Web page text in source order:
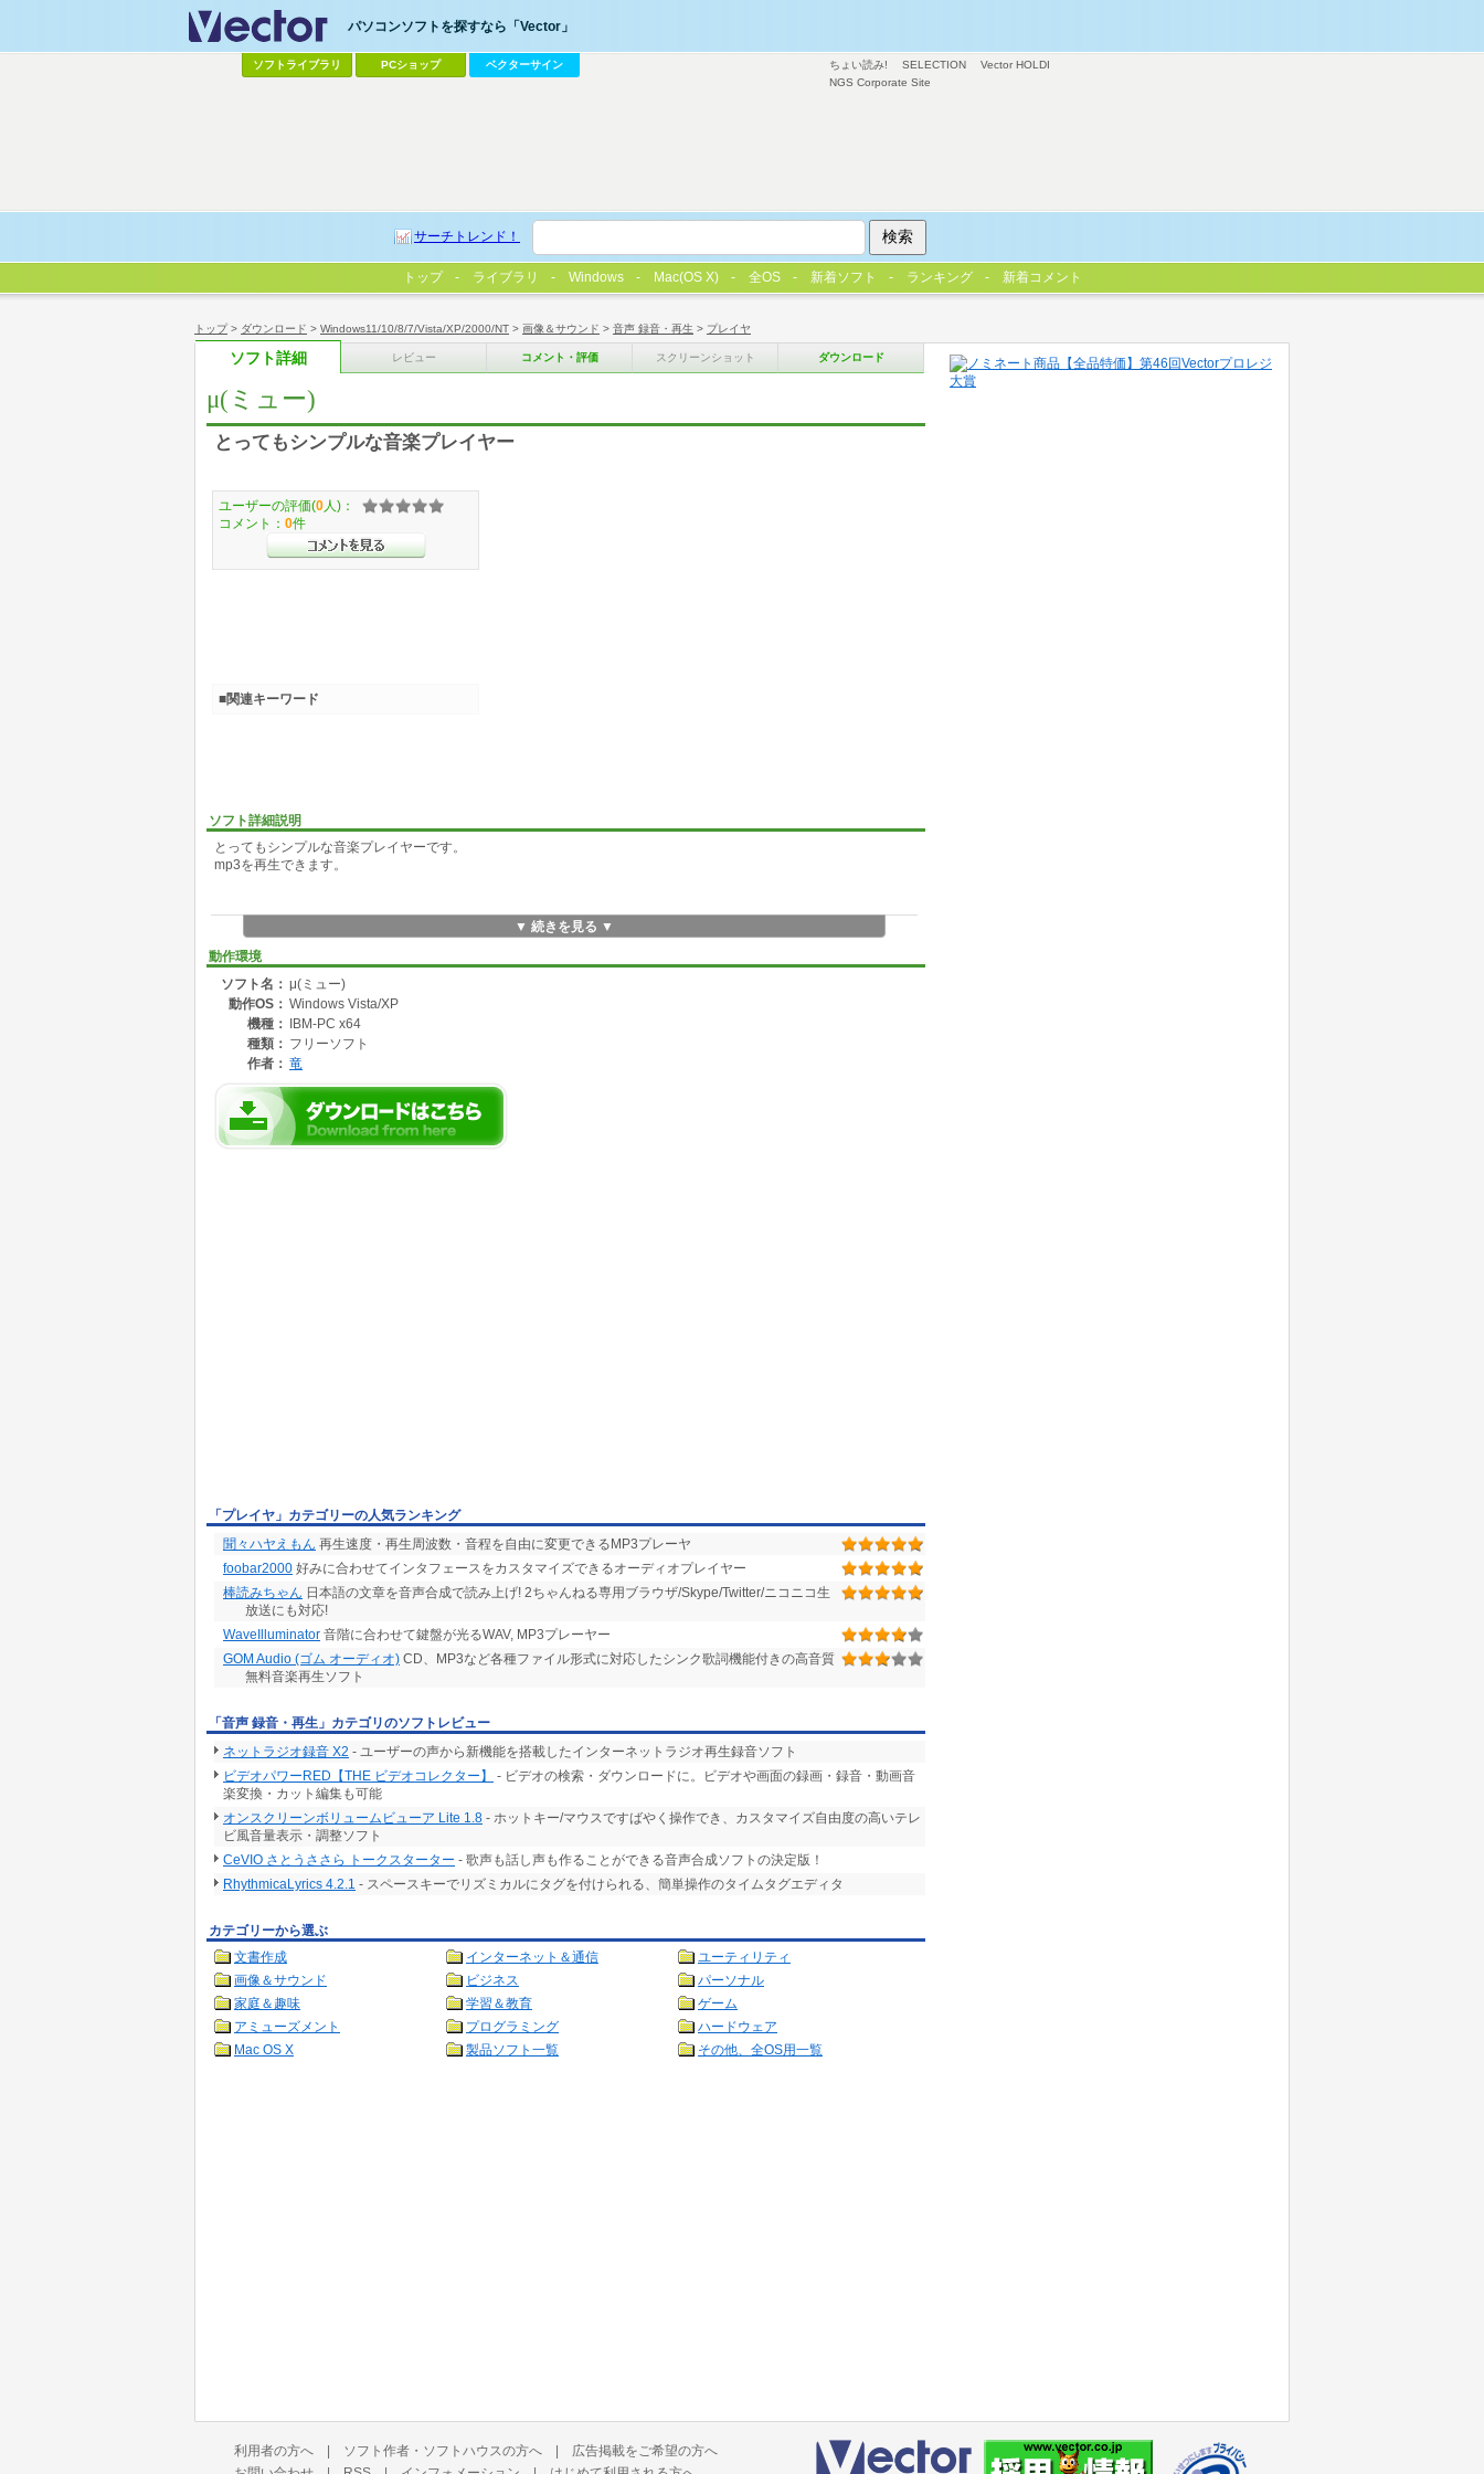
トップ> ダウンロード > Windows11/10/8/7/Vista/XP/2000/NT > 画像＆サウンド > 音声 録音・再生 > プレイヤ
ソフト詳細 レビュー コメント・評価 スクリーンショット ダウンロード
μ(ミュー)
とってもシンプルな音楽プレイヤー
ソフト詳細説明
とってもシンプルな音楽プレイヤーです。
mp3を再生できます。
▼ 続きを見る ▼
動作環境
ソフト名： μ(ミュー)
動作OS： Windows Vista/XP
機種：
IBM-PC x64
種類： フリーソフト
作者： 竜
ユーザーの評価(0 人)：
コメント： 0件
■関連キーワード
「プレイヤ」カテゴリーの人気ランキング
聞々ハヤえもん 再生速度・再生周波数・音程を自由に変更できるMP3プレーヤ
foobar2000 好みに合わせてインタフェースをカスタマイズできるオーディオプレイヤー
棒読みちゃん 日本語の文章を音声合成で読み上げ! 2ちゃんねる専用ブラウザ/Skype/Twitter/ニコニコ生
放送にも対応!
WaveIlluminator 音階に合わせて鍵盤が光るWAV, MP3プレーヤー
GOM Audio (ゴム オーディオ) CD、MP3など各種ファイル形式に対応したシンク歌詞機能付きの高音質
無料音楽再生ソフト
「音声 録音・再生」カテゴリのソフトレビュー
ネットラジオ録音 X2 - ユーザーの声から新機能を搭載したインターネットラジオ再生録音ソフト
ビデオパワーRED【THE ビデオコレクター】
- ビデオの検索・ダウンロードに。ビデオや画面の録画・録音・動画音
楽変換・カット編集も可能
オンスクリーンボリュームビューア Lite 1.8 - ホットキー/マウスですばやく操作でき、カスタマイズ自由度の高いテレ
ビ風音量表示・調整ソフト
CeVIO さとうささら トークスターター - 歌声も話し声も作ることができる音声合成ソフトの決定版！
RhythmicaLyrics 4.2.1 - スペースキーでリズミカルにタグを付けられる、簡単操作のタイムタグエディタ
カテゴリーから選ぶ
文書作成
インターネット＆通信
ユーティリティ
画像＆サウンド
ビジネス
パーソナル
家庭＆趣味
学習＆教育
ゲーム
アミューズメント
プログラミング
ハードウェア
Mac OS X
製品ソフト一覧 その他、全OS用一覧
ちょい読み! SELECTION
Vector HOLDI
NGS Corporate Site
パソコンソフトを探すなら「Vector」
ソフトライブラリ PCショップ ベクターサイン
サーチトレンド！
トップ ライブラリ Windows Mac(OS X) 全OS 新着ソフト ランキング 新着コメント
利用者の方へ | ソフト作者・ソフトハウスの方へ | 広告掲載をご希望の方へ